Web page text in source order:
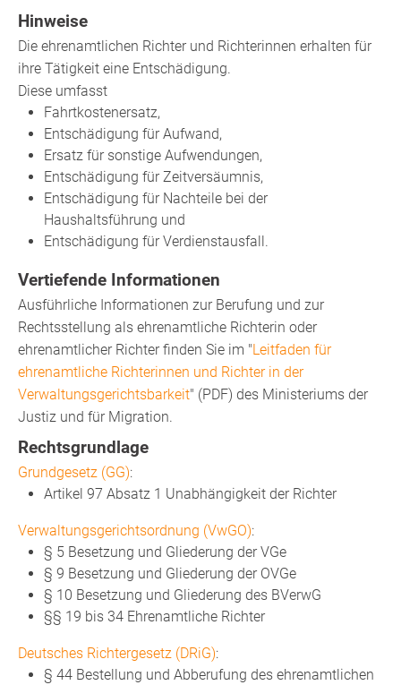
Hinweise
Die ehrenamtlichen Richter und Richterinnen erhalten für
ihre Tätigkeit eine Entschädigung.
Diese umfasst
Fahrtkostenersatz,
Entschädigung für Aufwand,
Ersatz für sonstige Aufwendungen,
Entschädigung für Zeitversäumnis,
Entschädigung für Nachteile bei der
Haushaltsführung und
Entschädigung für Verdienstausfall.
Vertiefende Informationen
Ausführliche Informationen zur Berufung und zur
Rechtsstellung als ehrenamtliche Richterin oder
ehrenamtlicher Richter finden Sie im "Leitfaden für
ehrenamtliche Richterinnen und Richter in der
Verwaltungsgerichtsbarkeit" (PDF) des Ministeriums der
Justiz und für Migration.
Rechtsgrundlage
Grundgesetz (GG):
Artikel 97 Absatz 1 Unabhängigkeit der Richter
Verwaltungsgerichtsordnung (VwGO):
§ 5 Besetzung und Gliederung der VGe
§ 9 Besetzung und Gliederung der OVGe
§ 10 Besetzung und Gliederung des BVerwG
§§ 19 bis 34 Ehrenamtliche Richter
Deutsches Richtergesetz (DRiG):
§ 44 Bestellung und Abberufung des ehrenamtlichen